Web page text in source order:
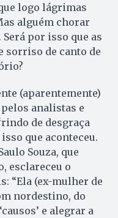
logo lágrimas
alguém chorar
por isso que as
sorriso de canto de
(aparentemente)
analistas e
de desgraça
que aconteceu.
Souza, que
esclareceu o
“Ela (ex-mulher de
nordestino, do
e alegrar a